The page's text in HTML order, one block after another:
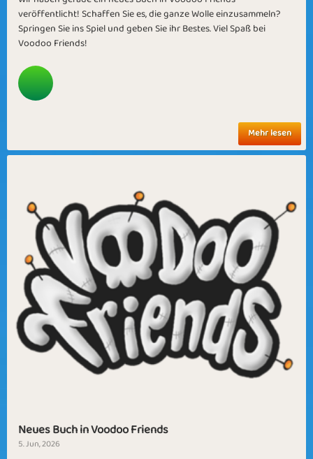
veröffentlicht! Schaffen Sie es, die ganze Wolle einzusammeln?
Springen Sie ins Spiel und geben Sie ihr Bestes. Viel Spaß bei
Voodoo Friends!
Mehr lesen
Neues Buch in Voodoo Friends
5. Jun, 2026